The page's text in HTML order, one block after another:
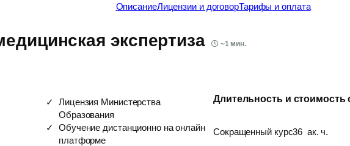
ОписаниеЛицензии и договорТарифы и оплата
экспертиза ~1мин.
Лицензия Министерства
Образования
Обучение дистанционно на онлайн
платформе
Длительность и стоимость
Сокращенный курс36 ак. ч.